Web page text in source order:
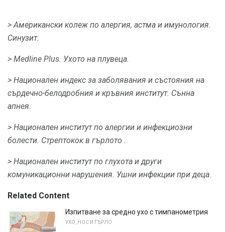
> Американски колеж по алергия, астма и имунология.
Синузит.
> Medline Plus. Ухото на плувеца.
> Национален индекс за заболявания и състояния на
сърдечно-белодробния и кръвния институт. Сънна
апнея.
> Национален институт по алергии и инфекциозни
болести. Стрептокок в гърлото .
> Национален институт по глухота и други
комуникационни нарушения. Ушни инфекции при деца.
Related Content
Изпитване за средно ухо с тимпанометрия
УХО, НОС И ГЪРЛО